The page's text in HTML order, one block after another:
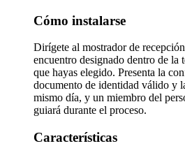
Cómo instalarse
Dirígete al mostrador de
encuentro designado dentro de la
que hayas elegido. Presenta la
documento de identidad válido y
mismo día, y un miembro del
guiará durante el proceso.
Características